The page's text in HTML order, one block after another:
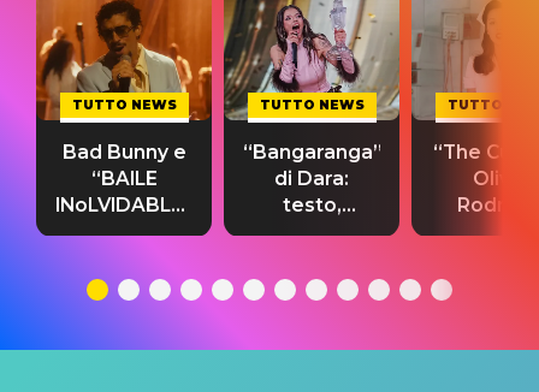
TUTTO NEWS
Bad Bunny e
“BAILE
INoLVIDABLE”:
testo,
significato
TUTTO NEWS
“Bangaranga”
di Dara:
testo,
traduzione e
del singolo
TUTTO
“The
Olivia
testo,